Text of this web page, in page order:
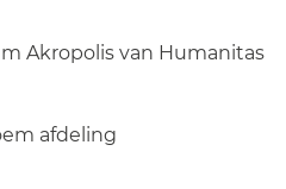
Akropolis van Humanitas
afdeling